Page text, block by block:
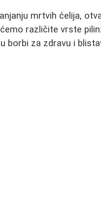
mrtvih ćelija,
različite vrste
borbi za zdravu i